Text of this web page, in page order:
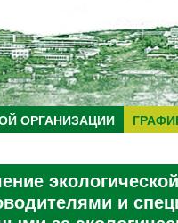
ОРГАНИЗАЦИИ
и